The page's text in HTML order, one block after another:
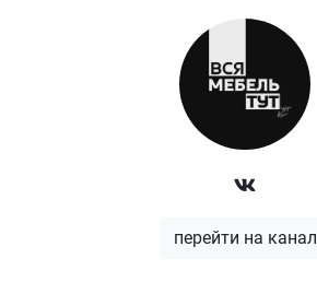
перейти на канал